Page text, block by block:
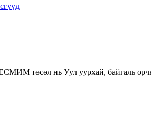
төсөл нь Уул уурхай, байгаль